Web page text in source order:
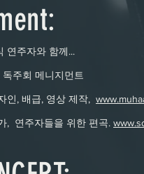
연주자와 함께...
독주회 메니지먼트
인, 배급, 영상 제작,
, 연주자들을 위한 편곡.